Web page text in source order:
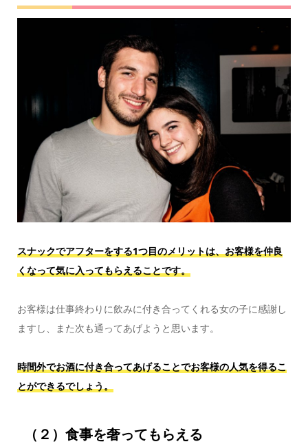
スナックでアフターをする1つ目のメリットは、お客様を仲良
くなって気に入ってもらえることです。
お客様は仕事終わりに飲みに付き合ってくれる女の子に感謝し
ますし、また次も通ってあげようと思います。
時間外でお酒に付き合ってあげることでお客様の人気を得るこ
とができるでしょう。
（２）食事を奢ってもらえる